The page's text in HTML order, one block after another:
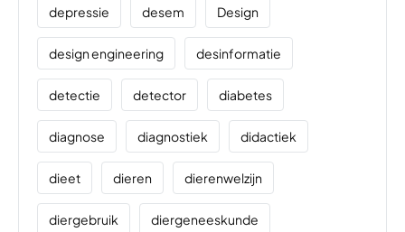
depressie desem Design
design engineering desinformatie
detectie detector diabetes
diagnose diagnostiek didactiek
dieet dieren dierenwelzijn
diergebruik diergeneeskunde